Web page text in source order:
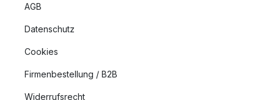
AGB
Datenschutz
Cookies
Firmenbestellung / B2B
Widerrufsrecht